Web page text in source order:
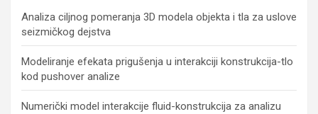
Analiza ciljnog pomeranja 3D modela objekta i tla za uslove
seizmičkog dejstva
Modeliranje efekata prigušenja u interakciji konstrukcija-tlo
kod pushover analize
Numerički model interakcije fluid-konstrukcija za analizu